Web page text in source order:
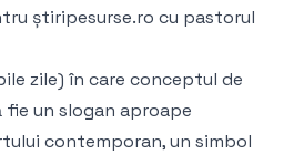
știripesurse.ro cu pastorul
zile) în care conceptul de
fie un slogan aproape
contemporan, un simbol